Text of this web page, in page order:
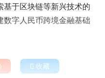
基于区块链等新兴技术的
字人民币跨境金融基础
)  收藏